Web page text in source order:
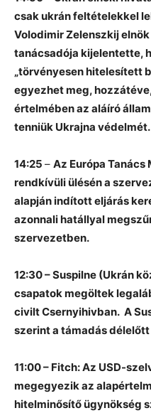
csak ukrán feltételekkel
Volodimir Zelenszkij
tanácsadója kijelentette,
„törvényesen hitelesített
egyezhet meg,
értelmében az aláíró
tenniük Ukrajna védelmét.
14:25 – Az Európa
rendkívüli ülésén a
alapján indított eljárás
azonnali hatállyal
szervezetben.
12:30 – Suspilne (Ukrán
csapatok megöltek
civilt Csernyihivban. A
szerint a támadás
11:00 – Fitch: Az USD-
megegyezik az
hitelminősítő ügynökség